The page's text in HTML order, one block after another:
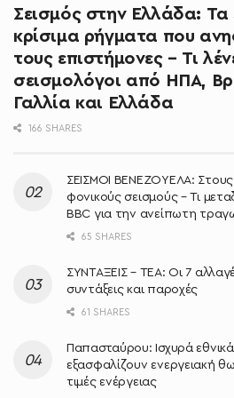
Σεισμός στην Ελλάδα: Τα
κρίσιμα ρήγματα που
τους επιστήμονες – Τι
σεισμολόγοι από ΗΠΑ,
Γαλλία και Ελλάδα
166 SHARES
ΣΕΙΣΜΟΙ ΒΕΝΕΖΟΥΕΛΑ:
φονικούς σεισμούς – Τι
BBC για την ανείπωτη
65 SHARES
ΣΥΝΤΑΞΕΙΣ – ΤΕΑ: Οι 7
συντάξεις και παροχές
61 SHARES
Παπασταύρου: Ισχυρά
εξασφαλίζουν ενεργειακή
τιμές ενέργειας